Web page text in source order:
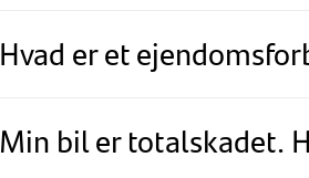
Hvad er et
Min bil er totalskadet.